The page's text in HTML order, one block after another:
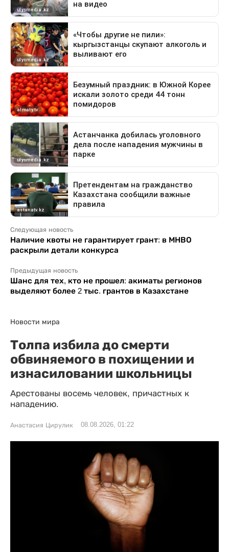
Следующая новость
Наличие квоты не гарантирует грант: в МНВО
раскрыли детали конкурса
Предыдущая новость
Шанс для тех, кто не прошел: акиматы регионов
выделяют более 2 тыс. грантов в Казахстане
Новости мира
Толпа избила до смерти
обвиняемого в похищении и
изнасиловании школьницы
Арестованы восемь человек, причастных к
нападению.
Анастасия Цирулик 08.08.2026, 01:22